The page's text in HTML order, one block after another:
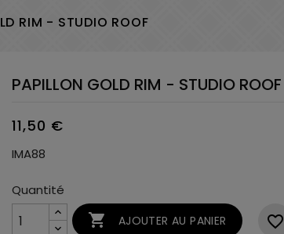
RIM - STUDIO ROOF
PAPILLON GOLD RIM - STUDIO ROOF
11,50 €
IMA88
Quantité
 AJOUTER AU PANIER favorite_border